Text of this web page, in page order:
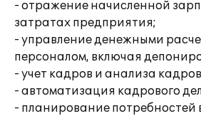
- отражение начисленной
затратах предприятия;
- управление денежными
персоналом, включая
- учет кадров и анализа
- автоматизация кадрового
- планирование потребностей